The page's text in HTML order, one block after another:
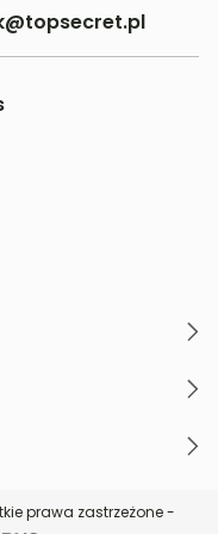
prawa zastrzeżone -